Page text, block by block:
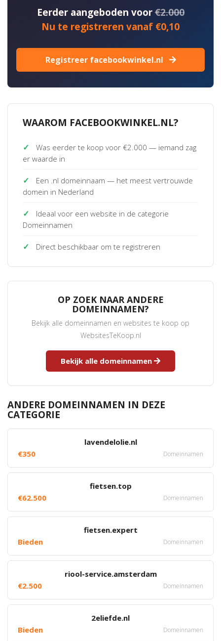
Eerder aangeboden voor€2.000
Nu te registreren vanaf €0,10
Registreer facebookwinkel.nl
WAAROM FACEBOOKWINKEL.NL?
✓
Was eerder te koop voor €2.000 — iemand zag
er waarde in
✓
Een .nl domeinnaam — het meest vertrouwde
domein in Nederland
✓
Ideaal voor een website in de categorie
Domeinnamen
✓ Direct beschikbaar om te registreren
OP ZOEK NAAR ANDERE
DOMEINNAMEN?
Bekijk alle domeinnamen en websites te koop op
WebsitesTeKoop.nl
Bekijk alle domeinnamen
ANDERE DOMEINNAMEN IN DEZE
CATEGORIE
lavendelolie.nl
€350
Domeinnamen
fietsen.top
€62.500
Domeinnamen
fietsen.expert
Bieden
Domeinnamen
riool-service.amsterdam
€2.500
Domeinnamen
2eliefde.nl
Bieden
Domeinnamen